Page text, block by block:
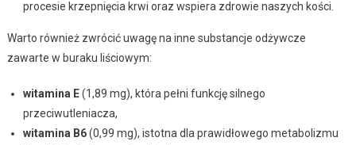
procesie krzepnięcia krwi oraz wspiera zdrowie naszych kości.
Warto również zwrócić uwagę na inne substancje odżywcze
zawarte w buraku liściowym:
witamina E(1,89 mg), która pełni funkcję silnego
przeciwutleniacza,
witamina B6(0,99 mg), istotna dla prawidłowego metabolizmu